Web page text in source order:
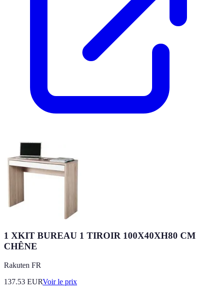
1 XKIT BUREAU 1 TIROIR 100X40XH80 CM
CHÊNE
Rakuten FR
137.53 EURVoir le prix